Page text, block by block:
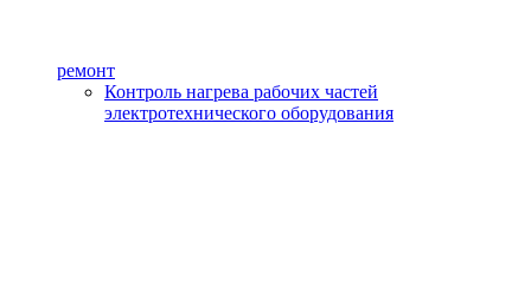
ремонт
Контроль нагрева рабочих частей
электротехнического оборудования